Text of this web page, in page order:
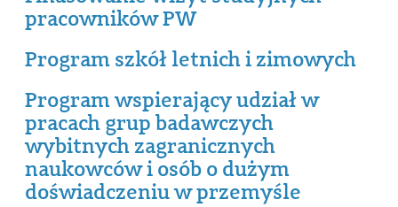
pracowników PW
Program szkół letnich i zimowych
Program wspierający udział w
pracach grup badawczych
wybitnych zagranicznych
naukowców i osób o dużym
doświadczeniu w przemyśle